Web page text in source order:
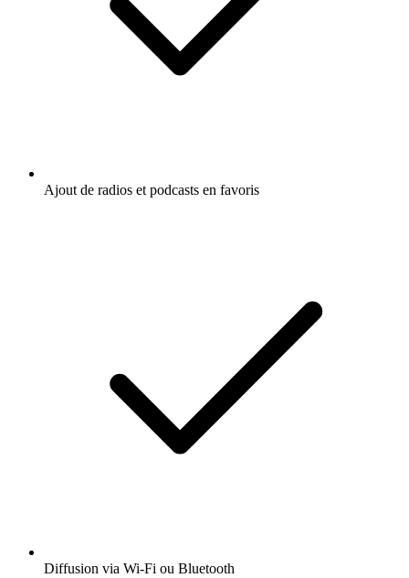
Ajout de radios et podcasts en favoris
Diffusion via Wi-Fi ou Bluetooth